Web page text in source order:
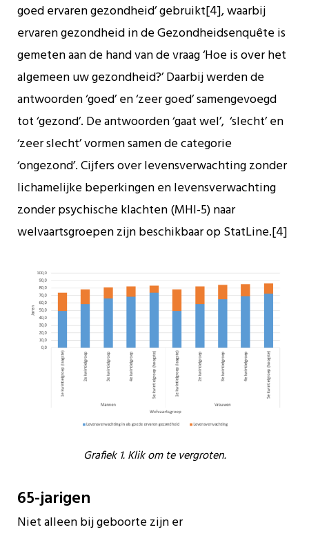
goed ervaren gezondheid’ gebruikt[4], waarbij
ervaren gezondheid in de Gezondheidsenquête is
gemeten aan de hand van de vraag ‘Hoe is over het
algemeen uw gezondheid?’ Daarbij werden de
antwoorden ‘goed’ en ‘zeer goed’ samengevoegd
tot ‘gezond’. De antwoorden ‘gaat wel’, ‘slecht’ en
‘zeer slecht’ vormen samen de categorie
‘ongezond’. Cijfers over levensverwachting zonder
lichamelijke beperkingen en levensverwachting
zonder psychische klachten (MHI-5) naar
welvaartsgroepen zijn beschikbaar op StatLine.[4]
Grafiek 1. Klik om te vergroten.
65-jarigen
Niet alleen bij geboorte zijn er